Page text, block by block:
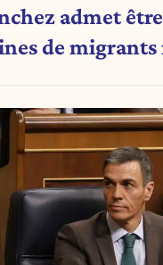
admet
de